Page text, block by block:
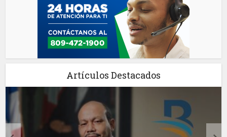
Artículos Destacados